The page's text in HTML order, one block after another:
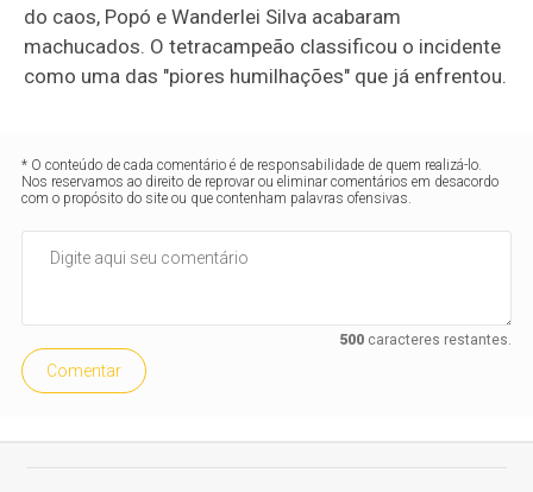
do caos, Popó e Wanderlei Silva acabaram
machucados. O tetracampeão classificou o incidente
como uma das "piores humilhações" que já enfrentou.
* O conteúdo de cada comentário é de responsabilidade de quem realizá-lo.
Nos reservamos ao direito de reprovar ou eliminar comentários em desacordo
com o propósito do site ou que contenham palavras ofensivas.
500caracteres restantes.
Comentar